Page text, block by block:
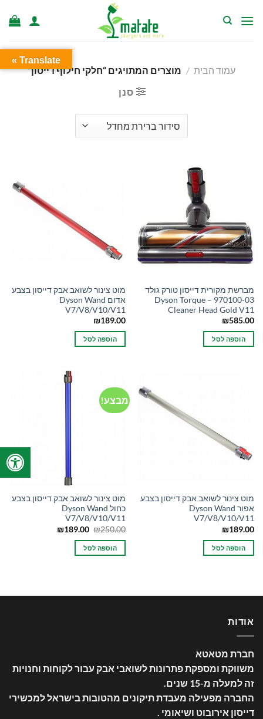
עמוד הבית / מוצרים המתויגים “חלקי חילוף דייסון”
סנן
מברשת מקורית דייסון טורק גולד
970100-03 – Dyson Torque
Cleaner Head Gold V11
₪585.00
הוספה לסל
מוט צינור לשואב אבק דייסון בצבע
אדום Dyson Wand
V7/V8/V10/V11
₪189.00
הוספה לסל
מוט צינור לשואב אבק דייסון בצבע
אפור Dyson Wand
V7/V8/V10/V11
₪189.00
הוספה לסל
מבצע!
מוט צינור לשואב אבק דייסון בצבע
כחול Dyson Wand
V7/V8/V10/V11
₪250.00
המחיר
היה:
₪250.00.
₪189.00
המחיר
הוספה לסל
אודות
חברת מטאטא
משווקת ומספקת פתרונות לשואבי אבק עבור לקוחות וחנויות
זה למעלה מ-15 שנים
.
החברה מפעילה מעבדת תיקונים מהטובות בישראל למכשירי
דייסון אירובוט ושיאומי .
Translate »